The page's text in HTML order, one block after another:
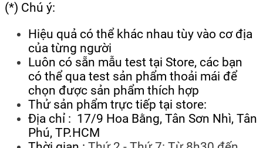
(*) Chú ý:
Hiệu quả có thể khác nhau tùy vào cơ địa
của từng người
Luôn có sẵn mẫu test tại Store, các bạn
có thể qua test sản phẩm thoải mái để
chọn được sản phẩm thích hợp
Thử sản phẩm trực tiếp tại store:
Địa chỉ : 17/9 Hoa Bằng, Tân Sơn Nhì, Tân
Phú, TP.HCM